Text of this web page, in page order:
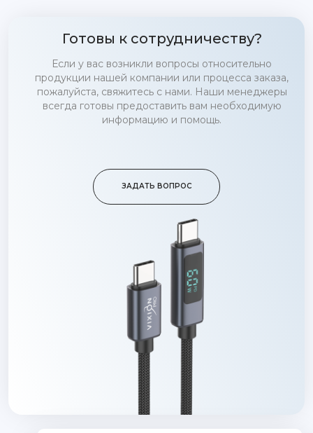
Готовы к сотрудничеству?
Если у вас возникли вопросы относительно
продукции нашей компании или процесса заказа,
пожалуйста, свяжитесь с нами. Наши менеджеры
всегда готовы предоставить вам необходимую
информацию и помощь.
ЗАДАТЬ ВОПРОС